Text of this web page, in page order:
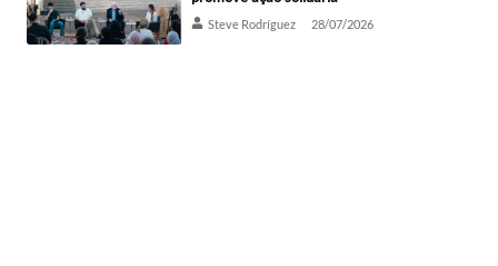
Steve Rodríguez 28/07/2026